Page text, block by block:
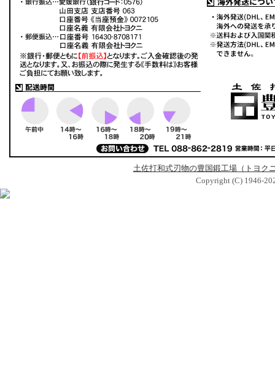
土佐打和式刃物の豊国鍛工場（トヨク
Copyright (C) 1946-